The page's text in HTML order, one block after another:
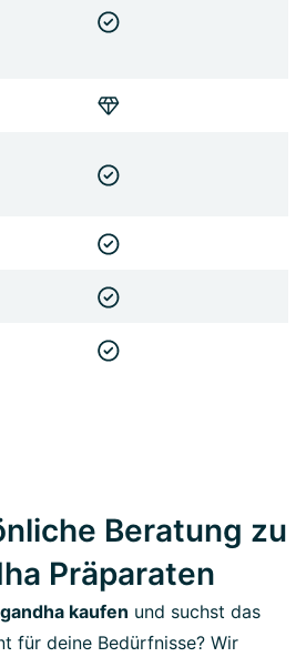
Beratung zu
Präparaten
kaufen und suchst das
für deine Bedürfnisse? Wir